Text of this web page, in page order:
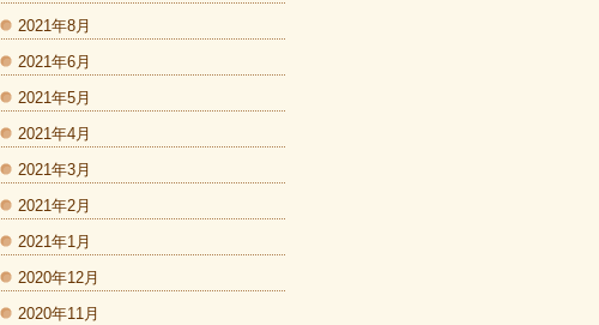
2021年8月
2021年6月
2021年5月
2021年4月
2021年3月
2021年2月
2021年1月
2020年12月
2020年11月